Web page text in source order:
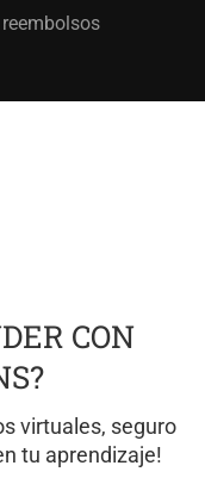
CON
virtuales, seguro
tu aprendizaje!